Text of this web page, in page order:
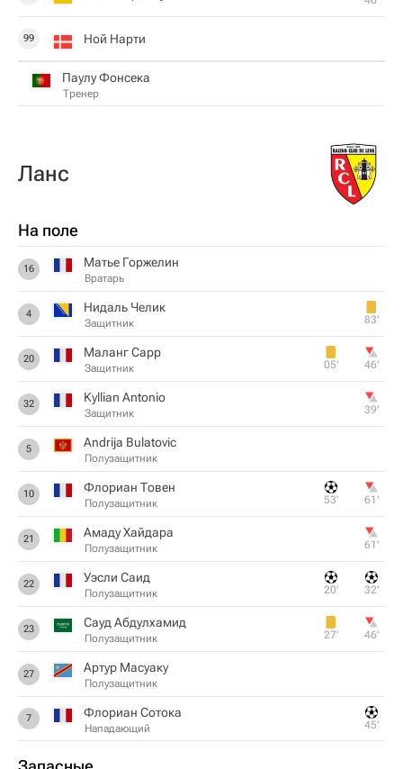
99 Ной Нарти
Паулу Фонсека
Тренер
Ланс
На поле
16 Матье Горжелин
Вратарь
4 Нидаль Челик
Защитник 83‎’‎
20 Маланг Сарр
Защитник 05‎’‎ 46‎’‎
32 Kyllian Antonio
Защитник 39‎’‎
5 Andrija Bulatovic
Полузащитник
10 Флориан Товен
Полузащитник 53‎’‎ 61‎’‎
21 Амаду Хайдара
Полузащитник 61‎’‎
22 Уэсли Саид
Полузащитник 20‎’‎ 32‎’‎
23 Сауд Абдулхамид
Полузащитник 27‎’‎ 46‎’‎
27 Артур Масуаку
Полузащитник
7 Флориан Сотока
Нападающий 45‎’‎